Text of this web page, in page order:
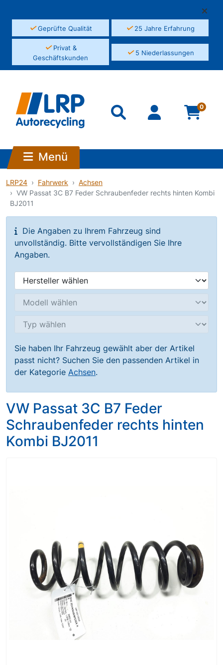
✓Geprüfte Qualität ✓25 Jahre Erfahrung
✓Privat &
Geschäftskunden
✓5 Niederlassungen
0
Menü
LRP24 Fahrwerk
Achsen
VW Passat 3C B7 Feder Schraubenfeder rechts hinten Kombi
BJ2011
Die Angaben zu Ihrem Fahrzeug sind
unvollständig. Bitte vervollständigen Sie Ihre
Angaben.
Sie haben Ihr Fahrzeug gewählt aber der Artikel
passt nicht? Suchen Sie den passenden Artikel in
der Kategorie Achsen.
VW Passat 3C B7 Feder
Schraubenfeder rechts hinten
Kombi BJ2011